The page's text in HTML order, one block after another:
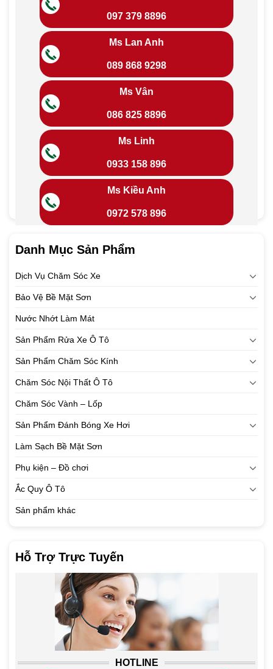
097 379 8896
Ms Lan Anh
089 868 9298
Ms Vân
086 825 8896
Ms Linh
0933 158 896
Ms Kiều Anh
0972 578 896
Danh Mục Sản Phẩm
Dịch Vụ Chăm Sóc Xe
Bảo Vệ Bề Mặt Sơn
Nước Nhớt Làm Mát
Sản Phẩm Rửa Xe Ô Tô
Sản Phẩm Chăm Sóc Kính
Chăm Sóc Nội Thất Ô Tô
Chăm Sóc Vành – Lốp
Sản Phẩm Đánh Bóng Xe Hơi
Làm Sạch Bề Mặt Sơn
Phụ kiện – Đồ chơi
Ắc Quy Ô Tô
Sản phẩm khác
Hỗ Trợ Trực Tuyến
HOTLINE